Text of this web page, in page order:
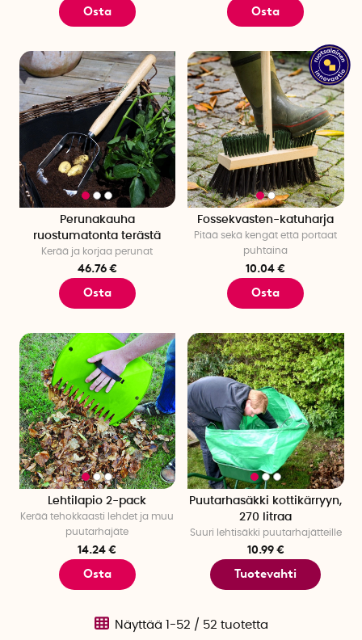
Osta Osta
Perunakauha
ruostumatonta terästä
Kerää ja korjaa perunat
46.76 €
Osta
Fossekvasten-katuharja
Pitää sekä kengät että portaat
puhtaina
10.04 €
Osta
Lehtilapio 2-pack
Kerää tehokkaasti lehdet ja muu
puutarhajäte
14.24 €
Osta
Puutarhasäkki kottikärryyn,
270 litraa
Suuri lehtisäkki puutarhajätteille
10.99 €
Tuotevahti
Näyttää 1-52 / 52 tuotetta